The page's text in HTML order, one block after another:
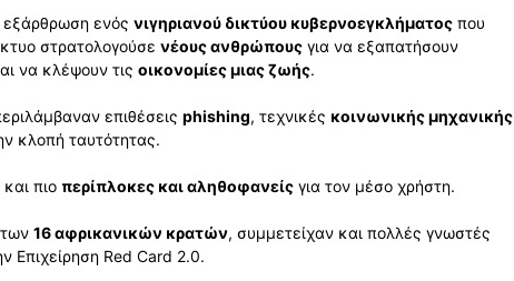
εξάρθρωση ενός νιγηριανού δικτύου κυβερνοεγκλήματος που
στρατολογούσε νέους ανθρώπους για να εξαπατήσουν
να κλέψουν τις οικονομίες μιας ζωής.
επιθέσεις phishing, τεχνικές κοινωνικής μηχανικής
κλοπή ταυτότητας.
πιο περίπλοκες και αληθοφανείς για τον μέσο χρήστη.
16 αφρικανικών κρατών, συμμετείχαν και πολλές γνωστές
Επιχείρηση Red Card 2.0.